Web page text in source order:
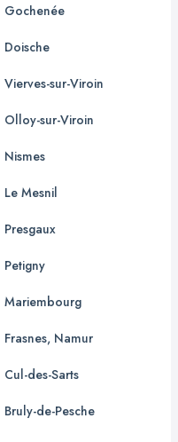
Gochenée
Doische
Vierves-sur-Viroin
Olloy-sur-Viroin
Nismes
Le Mesnil
Presgaux
Petigny
Mariembourg
Frasnes, Namur
Cul-des-Sarts
Bruly-de-Pesche